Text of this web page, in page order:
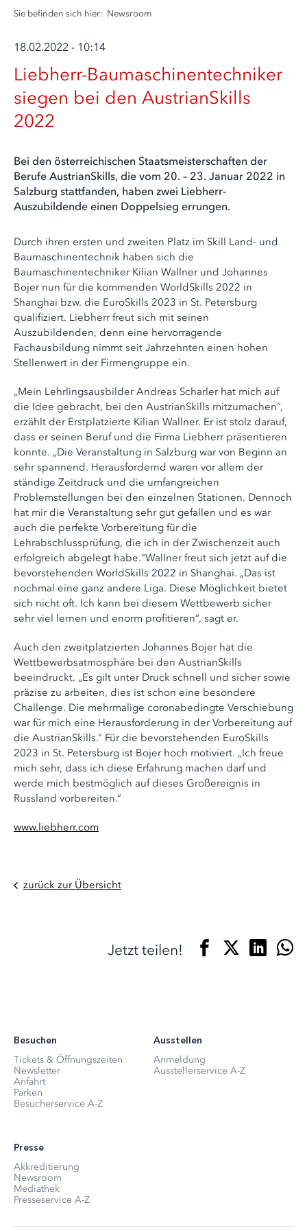
Sie befinden sich hier: Newsroom
18.02.2022 - 10:14
Liebherr-Baumaschinentechniker
siegen bei den AustrianSkills
2022
Bei den österreichischen Staatsmeisterschaften der
Berufe AustrianSkills, die vom 20. – 23. Januar 2022 in
Salzburg stattfanden, haben zwei Liebherr-
Auszubildende einen Doppelsieg errungen.
Durch ihren ersten und zweiten Platz im Skill Land- und
Baumaschinentechnik haben sich die
Baumaschinentechniker Kilian Wallner und Johannes
Bojer nun für die kommenden WorldSkills 2022 in
Shanghai bzw. die EuroSkills 2023 in St. Petersburg
qualifiziert. Liebherr freut sich mit seinen
Auszubildenden, denn eine hervorragende
Fachausbildung nimmt seit Jahrzehnten einen hohen
Stellenwert in der Firmengruppe ein.
„Mein Lehrlingsausbilder Andreas Scharler hat mich auf
die Idee gebracht, bei den AustrianSkills mitzumachen“,
erzählt der Erstplatzierte Kilian Wallner. Er ist stolz darauf,
dass er seinen Beruf und die Firma Liebherr präsentieren
konnte. „Die Veranstaltung in Salzburg war von Beginn an
sehr spannend. Herausfordernd waren vor allem der
ständige Zeitdruck und die umfangreichen
Problemstellungen bei den einzelnen Stationen. Dennoch
hat mir die Veranstaltung sehr gut gefallen und es war
auch die perfekte Vorbereitung für die
Lehrabschlussprüfung, die ich in der Zwischenzeit auch
erfolgreich abgelegt habe."Wallner freut sich jetzt auf die
bevorstehenden WorldSkills 2022 in Shanghai. „Das ist
nochmal eine ganz andere Liga. Diese Möglichkeit bietet
sich nicht oft. Ich kann bei diesem Wettbewerb sicher
sehr viel lernen und enorm profitieren“, sagt er.
Auch den zweitplatzierten Johannes Bojer hat die
Wettbewerbsatmosphäre bei den AustrianSkills
beeindruckt. „Es gilt unter Druck schnell und sicher sowie
präzise zu arbeiten, dies ist schon eine besondere
Challenge. Die mehrmalige coronabedingte Verschiebung
war für mich eine Herausforderung in der Vorbereitung auf
die AustrianSkills.“ Für die bevorstehenden EuroSkills
2023 in St. Petersburg ist Bojer hoch motiviert. „Ich freue
mich sehr, dass ich diese Erfahrung machen darf und
werde mich bestmöglich auf dieses Großereignis in
Russland vorbereiten.“
www.liebherr.com
zurück zur Übersicht
Jetzt teilen!
Besuchen
Tickets & Öffnungszeiten
Newsletter
Anfahrt
Parken
Besucherservice A-Z
Ausstellen
Anmeldung
Ausstellerservice A-Z
Presse
Akkreditierung
Newsroom
Mediathek
Presseservice A-Z